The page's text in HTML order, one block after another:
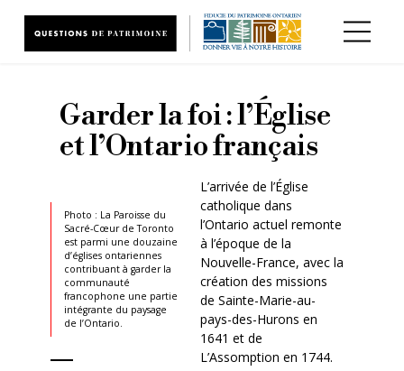
Garder la foi : l’Église
et l’Ontario français
Photo : La Paroisse du
Sacré-Cœur de Toronto
est parmi une douzaine
d’églises ontariennes
contribuant à garder la
communauté
francophone une partie
intégrante du paysage
de l’Ontario.
L’arrivée de l’Église
catholique dans
l’Ontario actuel remonte
à l’époque de la
Nouvelle-France, avec la
création des missions
de Sainte-Marie-au-
pays-des-Hurons en
1641 et de
L’Assomption en 1744.